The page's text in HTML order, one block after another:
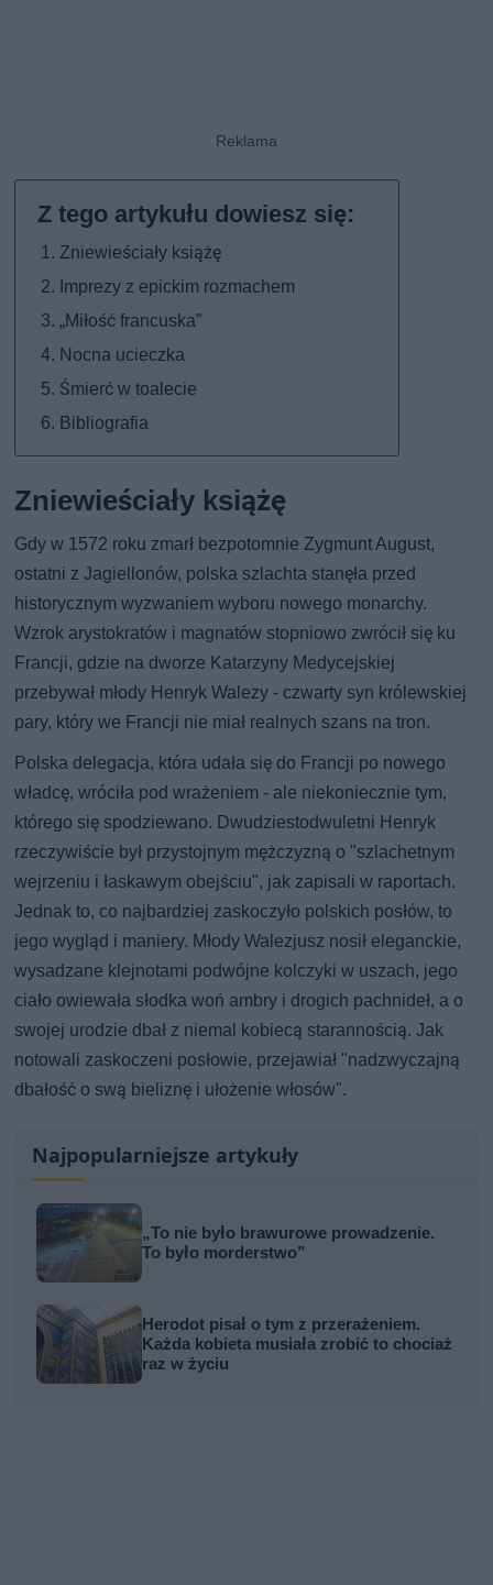
Zniewieściały książę
Imprezy z epickim rozmachem
„Miłość francuska”
Nocna ucieczka
Śmierć w toalecie
Bibliografia
Zniewieściały książę
Gdy w 1572 roku zmarł bezpotomnie Zygmunt August,
ostatni z Jagiellonów, polska szlachta stanęła przed
historycznym wyzwaniem wyboru nowego monarchy.
Wzrok arystokratów i magnatów stopniowo zwrócił się ku
Francji, gdzie na dworze Katarzyny Medycejskiej
przebywał młody Henryk Walezy - czwarty syn królewskiej
pary, który we Francji nie miał realnych szans na tron.
Polska delegacja, która udała się do Francji po nowego
władcę, wróciła pod wrażeniem - ale niekoniecznie tym,
którego się spodziewano. Dwudziestodwuletni Henryk
rzeczywiście był przystojnym mężczyzną o "szlachetnym
wejrzeniu i łaskawym obejściu", jak zapisali w raportach.
Jednak to, co najbardziej zaskoczyło polskich posłów, to
jego wygląd i maniery. Młody Walezjusz nosił eleganckie,
wysadzane klejnotami podwójne kolczyki w uszach, jego
ciało owiewała słodka woń ambry i drogich pachnideł, a o
swojej urodzie dbał z niemal kobiecą starannością. Jak
notowali zaskoczeni posłowie, przejawiał "nadzwyczajną
dbałość o swą bieliznę i ułożenie włosów".
Najpopularniejsze artykuły
„To nie było brawurowe prowadzenie.
To było morderstwo”
Herodot pisał o tym z przerażeniem.
Każda kobieta musiała zrobić to chociaż
raz w życiu